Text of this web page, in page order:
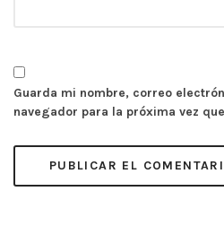
Guarda mi nombre, correo
navegador para la próxima vez